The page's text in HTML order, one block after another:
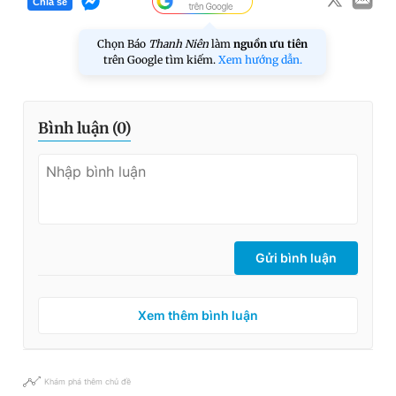
Chọn Báo Thanh Niên làm nguồn ưu tiên
trên Google tìm kiếm. Xem hướng dẫn.
Bình luận (0)
Gửi bình luận
Xem thêm bình luận
Khám phá thêm chủ đề